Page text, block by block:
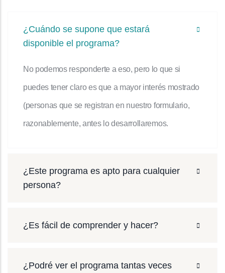
¿Cuándo se supone que estará
disponible el programa?
No podemos responderte a eso, pero lo que si
puedes tener claro es que a mayor interés mostrado
(personas que se registran en nuestro formulario,
razonablemente, antes lo desarrollaremos.
¿Este programa es apto para cualquier
persona?
¿Es fácil de comprender y hacer?
¿Podré ver el programa tantas veces